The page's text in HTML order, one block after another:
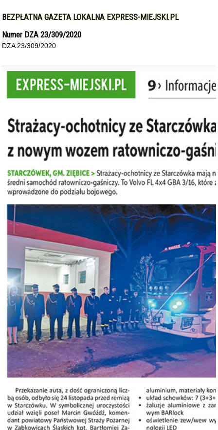
BEZPŁATNA GAZETA LOKALNA EXPRESS-MIEJSKI.PL
Numer DZA 23/309/2020
DZA 23/309/2020